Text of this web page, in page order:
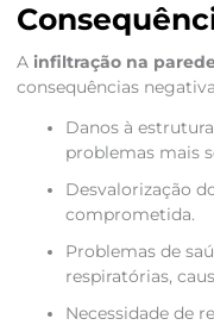
A infiltração na
consequências
Danos à
problemas mais
Desvalorização
comprometida.
Problemas de
respiratórias,
Necessidade de